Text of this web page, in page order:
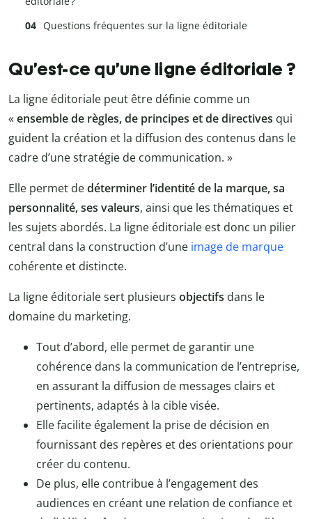
Questions fréquentes sur la ligne éditoriale
Qu’est-ce qu’une ligne éditoriale ?
La ligne éditoriale peut être définie comme un
«ensemble de règles, de principes et de directives qui
guident la création et la diffusion des contenus dans le
cadre d’une stratégie de communication. »
Elle permet dedéterminer l’identité de la marque, sa
personnalité, ses valeurs, ainsi que les thématiques et
les sujets abordés. La ligne éditoriale est donc un pilier
central dans la construction d’une image de marque
cohérente et distincte.
La ligne éditoriale sert plusieurs objectifs dans le
domaine du marketing.
Tout d’abord, elle permet de garantir une
cohérence dans la communication de l’entreprise,
en assurant la diffusion de messages clairs et
pertinents, adaptés à la cible visée.
Elle facilite également la prise de décision en
fournissant des repères et des orientations pour
créer du contenu.
De plus, elle contribue à l’engagement des
audiences en créant une relation de confiance et